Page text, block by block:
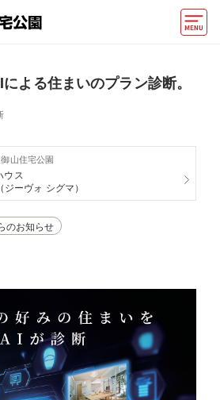
探す
よる住まいのプラン診断。
山住宅公園
ウス
ーヴォ シグマ）
のお知らせ